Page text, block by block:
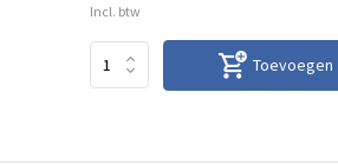
Incl. btw
Toevoegen